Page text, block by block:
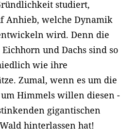
studiert,
Anhieb, welche Dynamik
wird. Denn die
und Dachs sind so
wie ihre
Zumal, wenn es um die
Himmels willen diesen -
gigantischen
hinterlassen hat!